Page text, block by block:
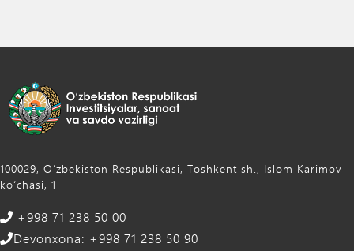
100029, Oʻzbekiston Respublikasi, Toshkent sh., Islom Karimov
ko‘chasi, 1
+998 71 238 50 00
Devonxona: +998 71 238 50 90